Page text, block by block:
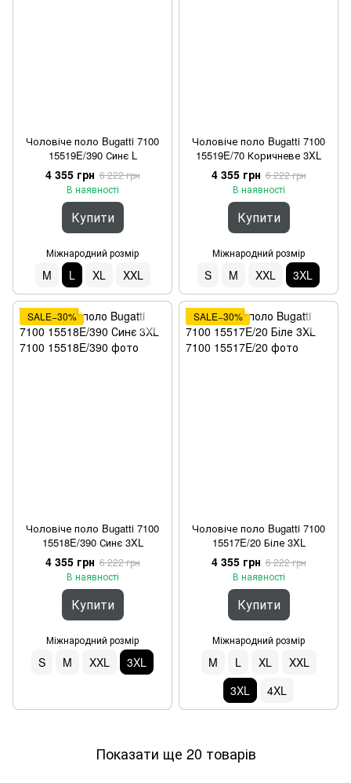
Чоловіче поло Bugatti 7100
15519E/390 Синє L
4 355 грн 6 222 грн
В наявності
Купити
Міжнародний розмір
M L XL XXL
Чоловіче поло Bugatti 7100
15519E/70 Коричневе 3XL
4 355 грн 6 222 грн
В наявності
Купити
Міжнародний розмір
S M XXL 3XL
SALE−30%
Чоловіче поло Bugatti 7100
15518E/390 Синє 3XL
4 355 грн 6 222 грн
В наявності
Купити
Міжнародний розмір
S M XXL 3XL
SALE−30%
Чоловіче поло Bugatti 7100
15517E/20 Біле 3XL
4 355 грн 6 222 грн
В наявності
Купити
Міжнародний розмір
M L XL
XXL
3XL
4XL
Показати ще 20 товарів